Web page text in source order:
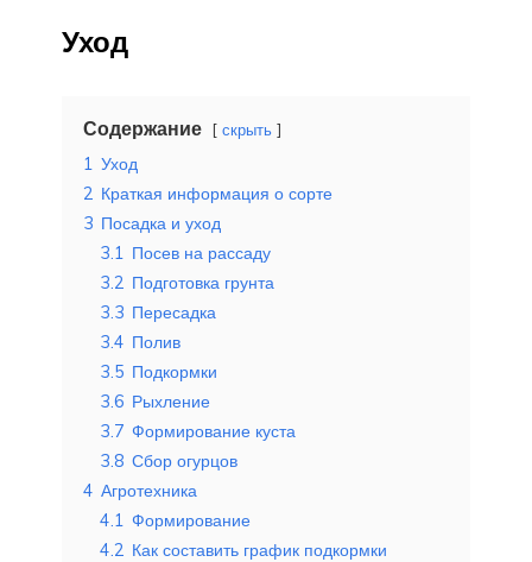
Уход
Содержание скрыть
1 Уход
2 Краткая информация о сорте
3 Посадка и уход
3.1 Посев на рассаду
3.2 Подготовка грунта
3.3 Пересадка
3.4 Полив
3.5 Подкормки
3.6 Рыхление
3.7 Формирование куста
3.8 Сбор огурцов
4 Агротехника
4.1 Формирование
4.2 Как составить график подкормки